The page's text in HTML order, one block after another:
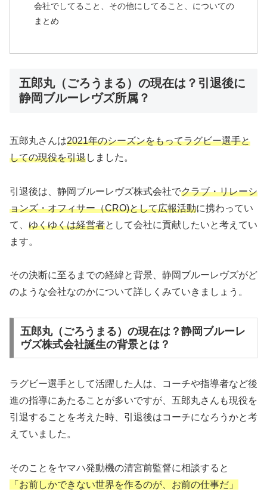
会社でしてること、その他にしてること、についての
まとめ
五郎丸（ごろうまる）の現在は？引退後に
静岡ブルーレヴズ所属？
五郎丸さんは2021年のシーズンをもってラグビー選手と
しての現役を引退しました。
引退後は、静岡ブルーレヴズ株式会社でクラブ・リレーシ
ョンズ・オフィサー（CRO)として広報活動に携わってい
て、 ゆくゆくは経営者として会社に貢献したいと考えてい
ます。
その決断に至るまでの経緯と背景、静岡ブルーレヴズがど
のような会社なのかについて詳しくみていきましょう。
五郎丸（ごろうまる）の現在は？静岡ブルーレ
ヴズ株式会社誕生の背景とは？
ラグビー選手として活躍した人は、コーチや指導者など後
進の指導にあたることが多いですが、五郎丸さんも現役を
引退することを考えた時、引退後はコーチになろうかと考
えていました。
そのことをヤマハ発動機の清宮前監督に相談すると
「お前しかできない世界を作るのが、お前の仕事だ」